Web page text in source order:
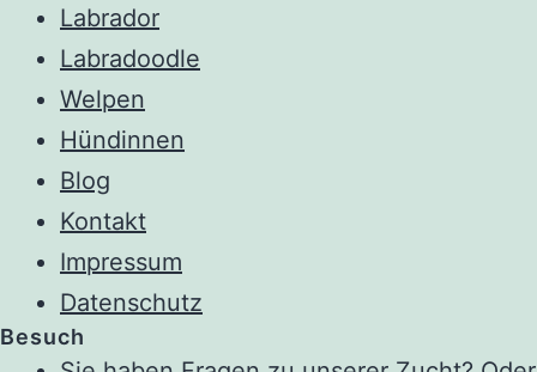
Labrador
Labradoodle
Welpen
Hündinnen
Blog
Kontakt
Impressum
Datenschutz
Besuch